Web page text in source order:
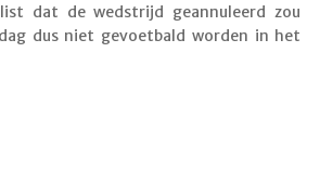
dat de wedstrijd geannuleerd zou
dus niet gevoetbald worden in het